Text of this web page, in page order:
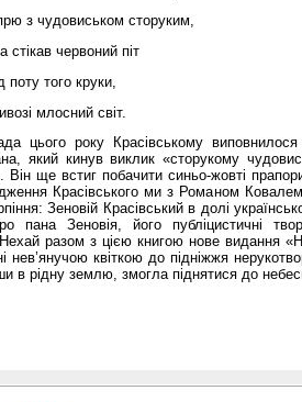
з чудовиськом сторуким,
стікав червоний піт
поту того круки,
млосний світ.
цього року Красівському
який кинув виклик «сторукому
Він ще встиг побачити синьо-жовті
Красівського ми з Романом Ковалем
Зеновій Красівський в долі
пана Зеновія, його публіцистичні
разом з цією книгою нове видання
нев’янучою квіткою до підніжжя
в рідну землю, змогла піднятися до